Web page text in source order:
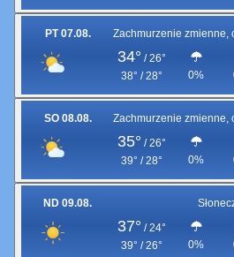
PT 07.08. Zachmurzenie zmienne,
34° / 26°
38° / 28°
0%
SO 08.08. Zachmurzenie zmienne,
35° / 26°
39° / 28°
0%
ND 09.08.
37° / 24°
39° / 26°
0%